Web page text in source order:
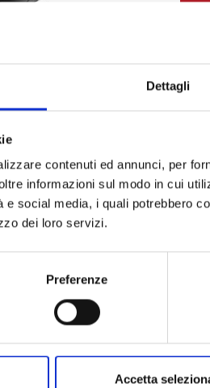
Dettagli
contenuti ed annunci, per
informazioni sul modo in cui
e social media, i quali potrebbero
dei loro servizi.
Preferenze
Accetta